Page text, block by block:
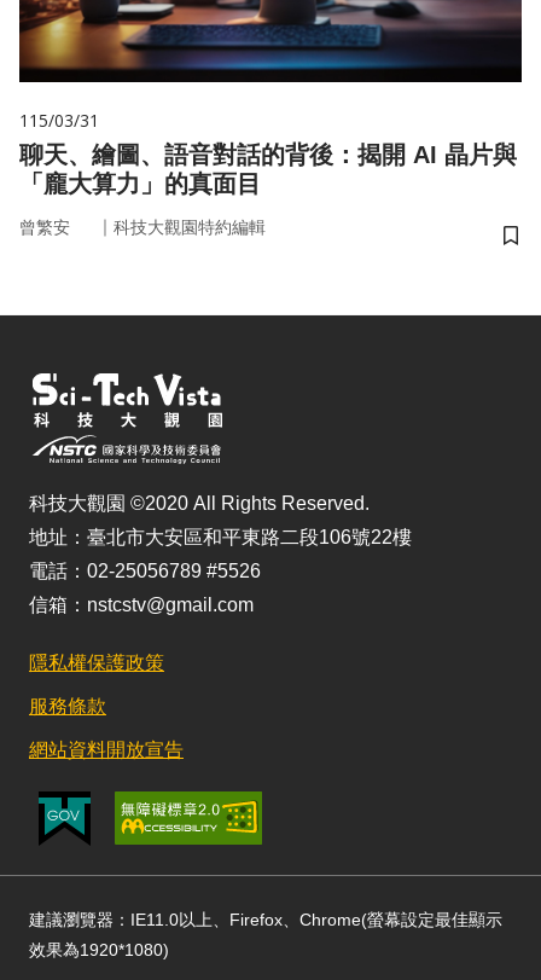
115/03/31
聊天、繪圖、語音對話的背後：揭開 AI 晶片與
「龐大算力」的真面目
曾繁安 ｜ 科技大觀園特約編輯
儲
科技大觀園 ©2020 All Rights Reserved.
地址：臺北市大安區和平東路二段106號22樓
電話：02-25056789 #5526
信箱：nstcstv@gmail.com
隱私權保護政策
服務條款
網站資料開放宣告
建議瀏覽器：IE11.0以上、Firefox、Chrome(螢幕設定最佳顯示
效果為1920*1080)